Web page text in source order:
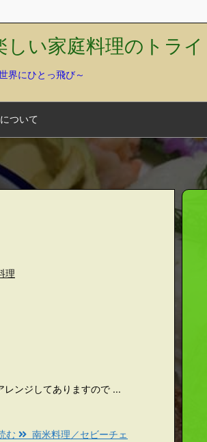
い家庭料理のトライ
界にひとっ飛び～
ついて
理
レンジしてありますので ...
む 南米料理／セビーチェ